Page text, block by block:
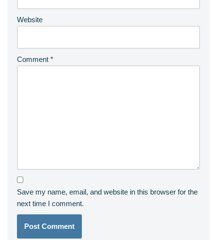
Website
Comment *
Save my name, email, and website in this browser for the
next time I comment.